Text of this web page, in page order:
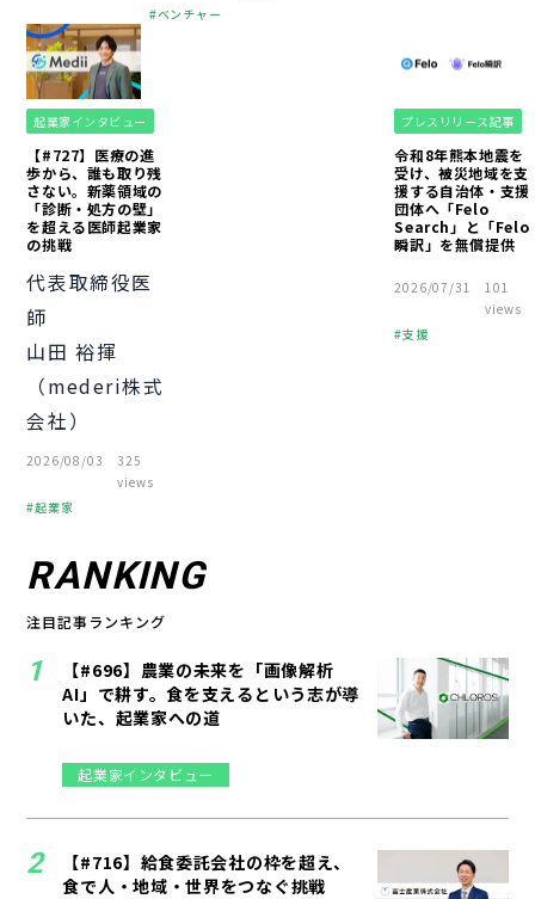
ベンチャー
起業家インタビュー
【#727】医療の進
歩から、誰も取り残
さない。新薬領域の
「診断・処方の壁」
を超える医師起業家
の挑戦
代表取締役医
師
山田 裕揮
（mederi株式
会社）
2026/08/03
325
views
起業家
経営者
プレスリリース記事
令和8年熊本地震を
受け、被災地域を支
援する自治体・支援
団体へ「Felo
Search」と「Felo
瞬訳」を無償提供
2026/07/31
101
views
支援
RANKING
注目記事ランキング
【#696】農業の未来を「画像解析
AI」で耕す。食を支えるという志が導
いた、起業家への道
起業家インタビュー
【#716】給食委託会社の枠を超え、
食で人・地域・世界をつなぐ挑戦